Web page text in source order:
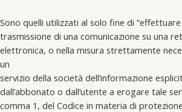
Sono quelli utilizzati al solo fine di “effettuare
trasmissione di una comunicazione su una
elettronica, o nella misura strettamente
un
servizio della società dell’informazione
dall’abbonato o dall’utente a erogare tale
comma 1, del Codice in materia di